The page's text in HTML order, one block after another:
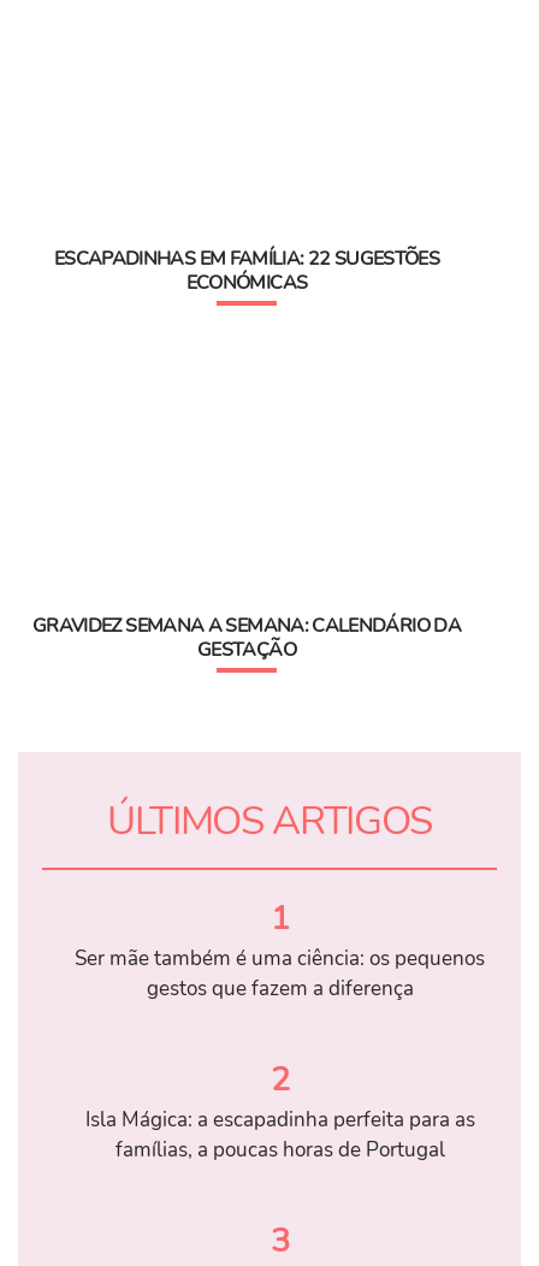
ESCAPADINHAS EM FAMÍLIA: 22 SUGESTÕES
ECONÓMICAS
GRAVIDEZ SEMANA A SEMANA: CALENDÁRIO DA
GESTAÇÃO
ÚLTIMOS ARTIGOS
1
Ser mãe também é uma ciência: os pequenos
gestos que fazem a diferença
2
Isla Mágica: a escapadinha perfeita para as
famílias, a poucas horas de Portugal
3